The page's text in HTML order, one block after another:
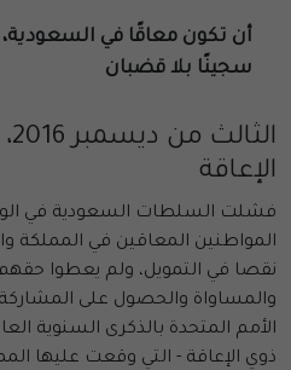
أن تكون معاقًا في السعودية،
سجينًا بلا قضبان
الإعاقة
فشلت السلطات السعودية في
المواطنين المعاقين في المملكة
نقصا في التمويل، ولم يعطوا
والمساواة والحصول على
الأمم المتحدة بالذكرى السنوية
ذوي الإعاقة - التي وقعت عليها